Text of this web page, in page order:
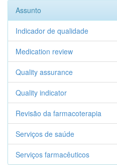
Assunto
Indicador de qualidade
Medication review
Quality assurance
Quality indicator
Revisão da farmacoterapia
Serviços de saúde
Serviços farmacêuticos